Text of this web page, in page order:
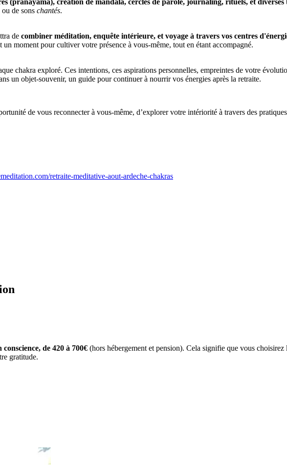
de sons chantés.
de combiner méditation, enquête intérieure, et voyage à travers vos centres
moment pour cultiver votre présence à vous-même, tout en étant accompagné.
chakra exploré. Ces intentions, ces aspirations personnelles, empreintes de votre
un objet-souvenir, un guide pour continuer à nourrir vos énergies après la retraite.
de vous reconnecter à vous-même, d’explorer votre intériorité à travers des
retraite-meditative-aout-ardeche-chakras
conscience, de 420 à 700€ (hors hébergement et pension). Cela signifie que vous
gratitude.